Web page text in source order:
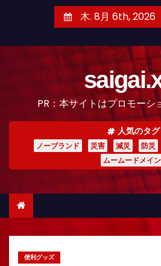
木. 8月 6th, 2026
PR：本サイトはプロモーシ
人気のタグ
ノーブランド 災害 減災 防災
ムームードメイン
便利グッズ